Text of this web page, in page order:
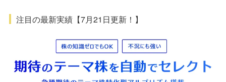
注目の最新実績【7月21日更新！】